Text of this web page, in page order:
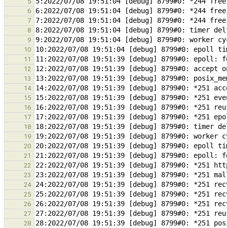
6
7
8
9
10
11
12
13
14
15
16
17
18
19
20
21
22
23
24
25
26
27
28